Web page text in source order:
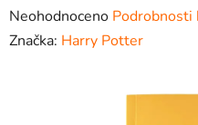
Průměrné
hodnocení
Neohodnoceno Podrobnosti
Značka: Harry Potter